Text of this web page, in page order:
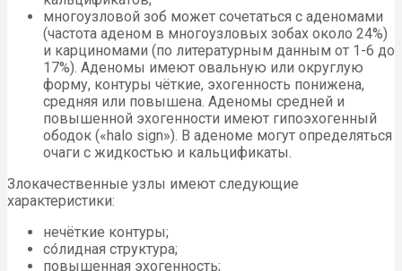
многоузловой зоб может сочетаться с аденомами
(частота аденом в многоузловых зобах около 24%)
и карциномами (по литературным данным от 1-6 до
17%). Аденомы имеют овальную или округлую
форму, контуры чёткие, эхогенность понижена,
средняя или повышена. Аденомы средней и
повышенной эхогенности имеют гипоэхогенный
ободок («halo sign»). В аденоме могут определяться
очаги с жидкостью и кальцификаты.
Злокачественные узлы имеют следующие
характеристики:
нечёткие контуры;
со́лидная структура;
повышенная эхогенность;